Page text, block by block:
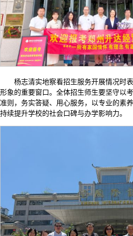
杨志清实地察看招生服务开展情况时
形象的重要窗口。全体招生师生要坚守以
准则，务实答疑、用心服务，以专业的素
持续提升学校的社会口碑与办学影响力。